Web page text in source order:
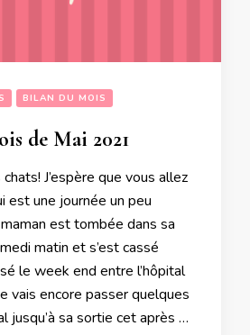
BILAN DU MOIS
de Mai 2021
J’espère que vous allez
est une journée un peu
est tombée dans sa
matin et s’est cassé
le week end entre l’hôpital
vais encore passer quelques
jusqu’à sa sortie cet après …